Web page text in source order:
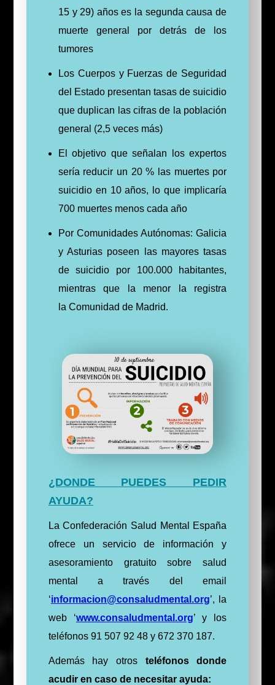
15 y 29) años es la segunda causa de
muerte general por detrás de los
tumores
Los Cuerpos y Fuerzas de Seguridad
del Estado presentan tasas de suicidio
que duplican las cifras de la población
general (2,5 veces más)
El objetivo que señalan los expertos
sería reducir un 20 % las muertes por
suicidio en 10 años, lo que implicaría
700 muertes menos cada año
Por Comunidades Autónomas: Galicia
y Asturias poseen las mayores tasas
de suicidio por 100.000 habitantes,
mientras que la menor la registra
la Comunidad de Madrid.
¿DONDE PUEDES PEDIR
AYUDA?
La Confederación Salud Mental España
ofrece un servicio de información y
asesoramiento gratuito sobre salud
mental a través del email
‘informacion@consaludmental.org’, la
web ‘www.consaludmental.org’ y los
teléfonos 91 507 92 48 y 672 370 187.
Además hay otrosteléfonos donde
acudir en caso de necesitar ayuda: